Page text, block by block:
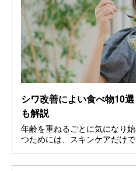
シワ改善によい食べ物10
も解説
年齢を重ねるごとに気になり
つためには、スキンケアだけ